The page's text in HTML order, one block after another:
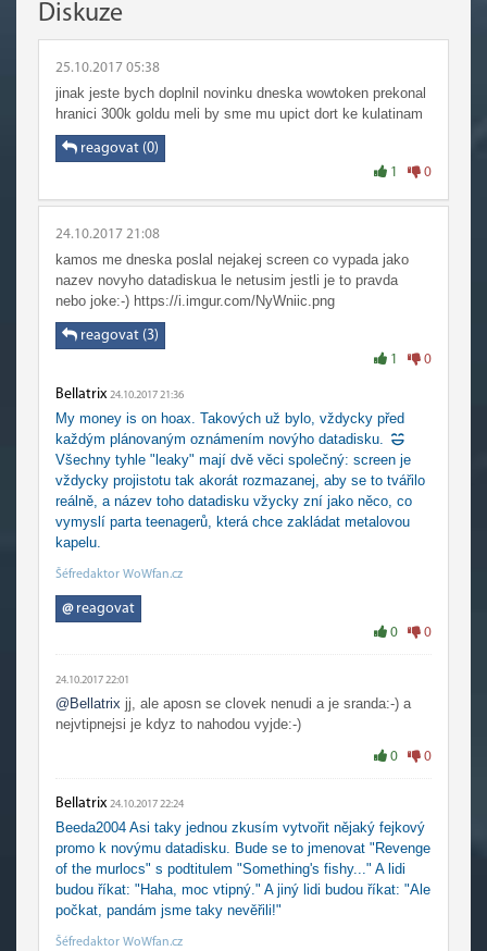
Diskuze
25.10.2017 05:38
jinak jeste bych doplnil novinku dneska wowtoken prekonal
hranici 300k goldu meli by sme mu upict dort ke kulatinam
reagovat (0)
1 0
24.10.2017 21:08
kamos me dneska poslal nejakej screen co vypada jako
nazev novyho datadiskua le netusim jestli je to pravda
nebo joke:-) https://i.imgur.com/NyWniic.png
reagovat (3)
1 0
Bellatrix 24.10.2017 21:36
My money is on hoax. Takových už bylo, vždycky před
každým plánovaným oznámením novýho datadisku.
Všechny tyhle "leaky" mají dvě věci společný: screen je
vždycky projistotu tak akorát rozmazanej, aby se to tvářilo
reálně, a název toho datadisku vžycky zní jako něco, co
vymyslí parta teenagerů, která chce zakládat metalovou
kapelu.
Šéfredaktor WoWfan.cz
@reagovat
0 0
24.10.2017 22:01
@Bellatrix jj, ale aposn se clovek nenudi a je sranda:-) a
nejvtipnejsi je kdyz to nahodou vyjde:-)
0 0
Bellatrix 24.10.2017 22:24
Beeda2004 Asi taky jednou zkusím vytvořit nějaký fejkový
promo k novýmu datadisku. Bude se to jmenovat "Revenge
of the murlocs" s podtitulem "Something's fishy..." A lidi
budou říkat: "Haha, moc vtipný." A jiný lidi budou říkat: "Ale
počkat, pandám jsme taky nevěřili!"
Šéfredaktor WoWfan.cz